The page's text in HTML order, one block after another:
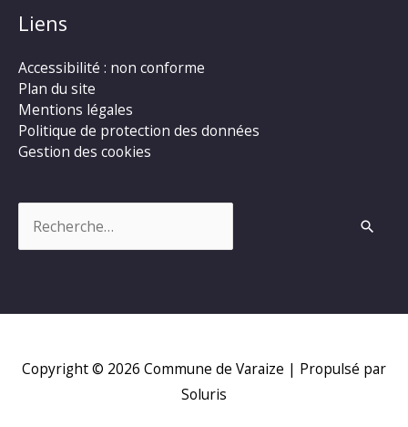
Liens
Accessibilité : non conforme
Plan du site
Mentions légales
Politique de protection des données
Gestion des cookies
Copyright © 2026 Commune de Varaize | Propulsé par
Soluris